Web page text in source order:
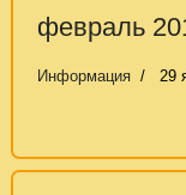
февраль
Информация 29